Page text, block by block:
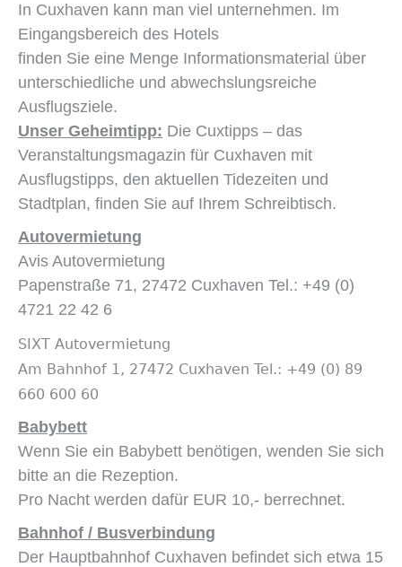
In Cuxhaven kann man viel unternehmen. Im
Eingangsbereich des Hotels
finden Sie eine Menge Informationsmaterial über
unterschiedliche und abwechslungsreiche
Ausflugsziele.
Unser Geheimtipp: Die Cuxtipps – das
Veranstaltungsmagazin für Cuxhaven mit
Ausflugstipps, den aktuellen Tidezeiten und
Stadtplan, finden Sie auf Ihrem Schreibtisch.
Autovermietung
Avis Autovermietung
Papenstraße 71, 27472 Cuxhaven Tel.: +49 (0)
4721 22 42 6
SIXT Autovermietung
Am Bahnhof 1, 27472 Cuxhaven Tel.: +49 (0) 89
660 600 60
Babybett
Wenn Sie ein Babybett benötigen, wenden Sie sich
bitte an die Rezeption.
Pro Nacht werden dafür EUR 10,- berrechnet.
Bahnhof / Busverbindung
Der Hauptbahnhof Cuxhaven befindet sich etwa 15